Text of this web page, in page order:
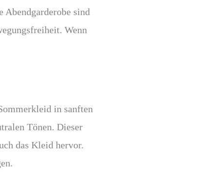
sind
Wenn
in sanften
Tönen. Dieser
das Kleid hervor.